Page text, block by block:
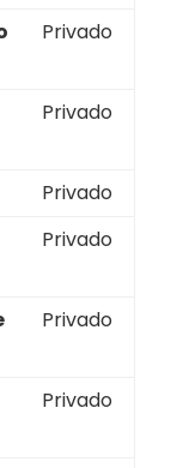
Privado
Privado
Privado
Privado
Privado
Privado